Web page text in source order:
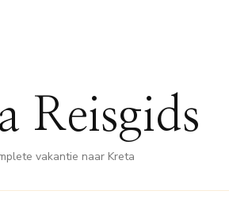
Reisgids
vakantie naar Kreta